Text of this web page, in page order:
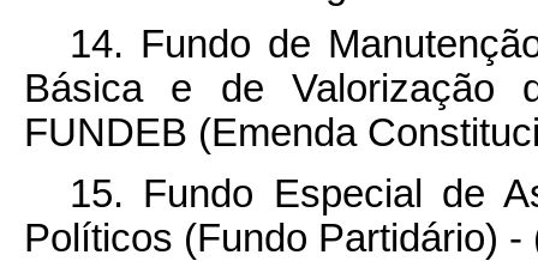
14. Fundo de
Básica e de Valorização
FUNDEB (Emenda
15. Fundo Especial de
Políticos (Fundo Partidário) -